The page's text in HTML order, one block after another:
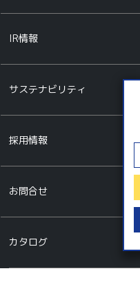
IR情報
サステナビリティ
採用情報
お問合せ
カタログ